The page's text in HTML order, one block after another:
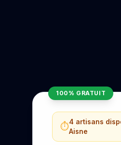
100% GRATUIT
⏱️4 artisans
Aisne